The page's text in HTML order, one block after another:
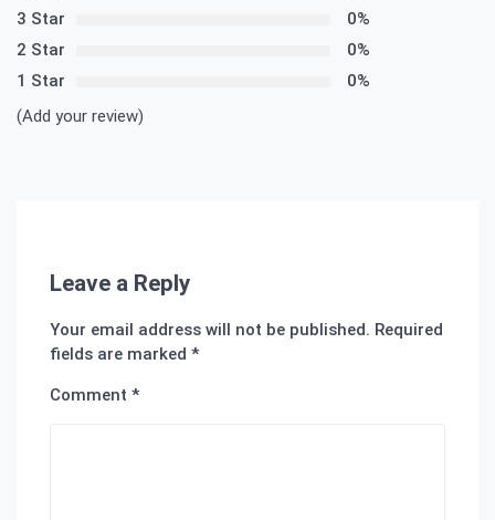
3 Star
0%
2 Star
0%
1 Star
0%
(Add your review)
Leave a Reply
Your email address will not be published. Required
fields are marked *
Comment *